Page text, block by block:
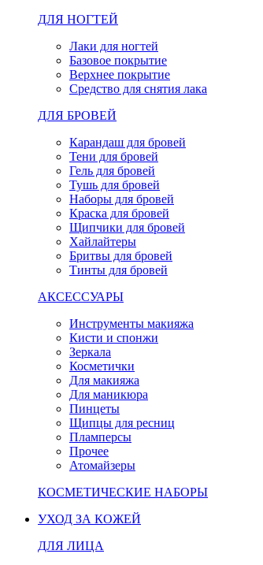
ДЛЯ НОГТЕЙ
Лаки для ногтей
Базовое покрытие
Верхнее покрытие
Средство для снятия лака
ДЛЯ БРОВЕЙ
Карандаш для бровей
Тени для бровей
Гель для бровей
Тушь для бровей
Наборы для бровей
Краска для бровей
Щипчики для бровей
Хайлайтеры
Бритвы для бровей
Тинты для бровей
АКСЕССУАРЫ
Инструменты макияжа
Кисти и спонжи
Зеркала
Косметички
Для макияжа
Для маникюра
Пинцеты
Щипцы для ресниц
Пламперсы
Прочее
Атомайзеры
КОСМЕТИЧЕСКИЕ НАБОРЫ
УХОД ЗА КОЖЕЙ
ДЛЯ ЛИЦА